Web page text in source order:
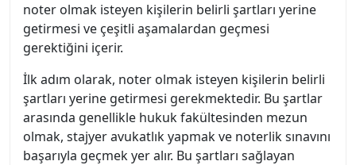
noter olmak isteyen kişilerin belirli şartları yerine
getirmesi ve çeşitli aşamalardan geçmesi
gerektiğini içerir.
İlk adım olarak, noter olmak isteyen kişilerin belirli
şartları yerine getirmesi gerekmektedir. Bu şartlar
arasında genellikle hukuk fakültesinden mezun
olmak, stajyer avukatlık yapmak ve noterlik sınavını
başarıyla geçmek yer alır. Bu şartları sağlayan